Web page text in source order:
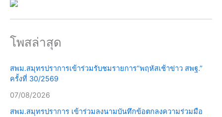
โพสล่าสุด
สพม.สมุทรปราการเข้าร่วมรับชมรายการ“พฤหัสเช้าข่าว สพฐ.”
ครั้งที่ 30/2569
07/08/2026
สพม.สมุทรปราการ เข้าร่วมลงนามบันทึกข้อตกลงความร่วมมือ